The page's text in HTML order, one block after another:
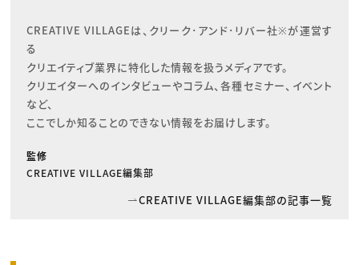
CREATIVE VILLAGEは、クリーク･アンド･リバー社※が運営す
る
クリエイティブ業界に特化した情報を扱うメディアです。
クリエイターへのインタビューやコラム、各種セミナー、イベント
など、
ここでしか知ることのできない情報をお届けします。
監修
CREATIVE VILLAGE編集部
CREATIVE VILLAGE編集部の記事一覧